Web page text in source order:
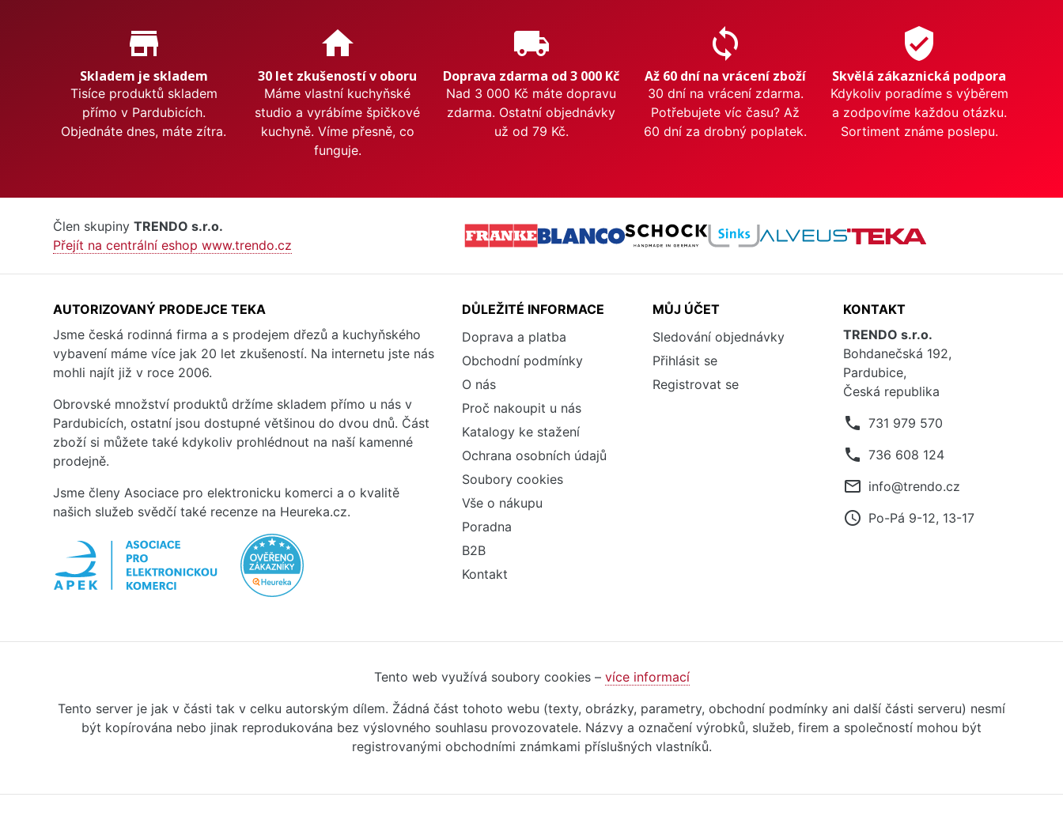
Proč nakupovat u nás?
store_mall_directory
Skladem je skladem
Tisíce produktů skladem
přímo v Pardubicích.
Objednáte dnes, máte zítra.
home
30 let zkušeností v oboru
Máme vlastní kuchyňské
studio a vyrábíme špičkové
kuchyně. Víme přesně, co
funguje.
local_shipping
Doprava zdarma od 3 000 Kč
Nad 3 000 Kč máte dopravu
zdarma. Ostatní objednávky
už od 79 Kč.
sync
Až 60 dní na vrácení zboží
30 dní na vrácení zdarma.
Potřebujete víc času? Až
60 dní za drobný poplatek.
verified_user
Skvělá zákaznická podpora
Kdykoliv poradíme s výběrem
a zodpovíme každou otázku.
Sortiment známe poslepu.
Člen skupiny TRENDO s.r.o.
Přejít na centrální eshop www.trendo.cz
AUTORIZOVANÝ PRODEJCE TEKA
Jsme česká rodinná firma a s prodejem dřezů a kuchyňského
vybavení máme více jak 20 let zkušeností. Na internetu jste nás
mohli najít již v roce 2006.
Obrovské množství produktů držíme skladem přímo u nás v
Pardubicích, ostatní jsou dostupné většinou do dvou dnů. Část
zboží si můžete také kdykoliv prohlédnout na naší kamenné
prodejně.
Jsme členy Asociace pro elektronicku komerci a o kvalitě
našich služeb svědčí také recenze na Heureka.cz.
DŮLEŽITÉ INFORMACE
Doprava a platba
Obchodní podmínky
O nás
Proč nakoupit u nás
Katalogy ke stažení
Ochrana osobních údajů
Soubory cookies
Vše o nákupu
Poradna
B2B
Kontakt
MŮJ ÚČET
Sledování objednávky
Přihlásit se
Registrovat se
KONTAKT
TRENDO s.r.o.
Bohdanečská 192,
Pardubice,
Česká republika
phone 731 979 570
phone 736 608 124
mail_outline info@trendo.cz
access_time Po-Pá 9-12, 13-17
Tento web využívá soubory cookies – více informací
Tento server je jak v části tak v celku autorským dílem. Žádná část tohoto webu (texty, obrázky, parametry, obchodní podmínky ani další části serveru) nesmí
být kopírována nebo jinak reprodukována bez výslovného souhlasu provozovatele. Názvy a označení výrobků, služeb, firem a společností mohou být
registrovanými obchodními známkami příslušných vlastníků.